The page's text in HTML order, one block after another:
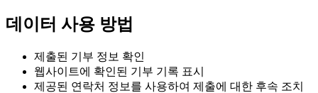
데이터 사용 방법
제출된 기부 정보 확인
웹사이트에 확인된 기부 기록 표시
제공된 연락처 정보를 사용하여 제출에 대한 후속 조치